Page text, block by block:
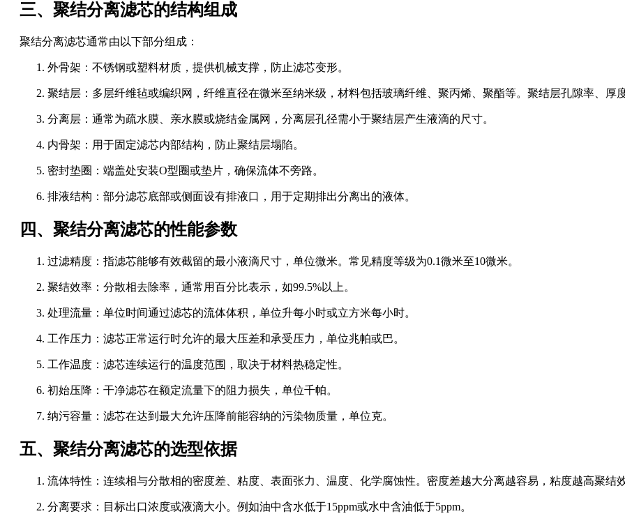
三、聚结分离滤芯的结构组成
聚结分离滤芯通常由以下部分组成：
外骨架：不锈钢或塑料材质，提供机械支撑，防止滤芯变形。
聚结层：多层纤维毡或编织网，纤维直径在微米至纳米级，材料包括玻璃纤维、聚丙烯、聚酯等。聚结层孔隙率、厚
分离层：通常为疏水膜、亲水膜或烧结金属网，分离层孔径需小于聚结层产生液滴的尺寸。
内骨架：用于固定滤芯内部结构，防止聚结层塌陷。
密封垫圈：端盖处安装O型圈或垫片，确保流体不旁路。
排液结构：部分滤芯底部或侧面设有排液口，用于定期排出分离出的液体。
四、聚结分离滤芯的性能参数
过滤精度：指滤芯能够有效截留的最小液滴尺寸，单位微米。常见精度等级为0.1微米至10微米。
聚结效率：分散相去除率，通常用百分比表示，如99.5%以上。
处理流量：单位时间通过滤芯的流体体积，单位升每小时或立方米每小时。
工作压力：滤芯正常运行时允许的最大压差和承受压力，单位兆帕或巴。
工作温度：滤芯连续运行的温度范围，取决于材料热稳定性。
初始压降：干净滤芯在额定流量下的阻力损失，单位千帕。
纳污容量：滤芯在达到最大允许压降前能容纳的污染物质量，单位克。
五、聚结分离滤芯的选型依据
流体特性：连续相与分散相的密度差、粘度、表面张力、温度、化学腐蚀性。密度差越大分离越容易，粘度越高聚结
分离要求：目标出口浓度或液滴大小。例如油中含水低于15ppm或水中含油低于5ppm。